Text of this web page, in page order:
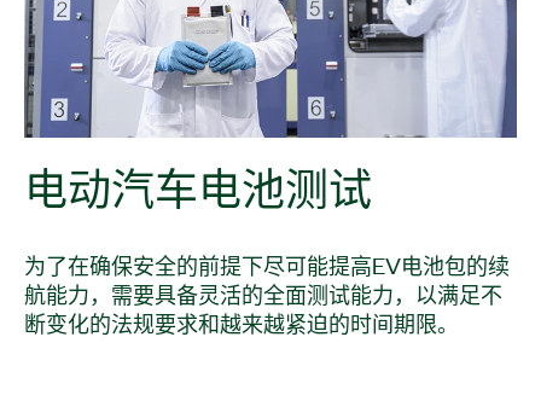
电动汽车电池测试
为了在确保安全的前提下尽可能提高EV电池包的续
航能力，需要具备灵活的全面测试能力，以满足不
断变化的法规要求和越来越紧迫的时间期限。